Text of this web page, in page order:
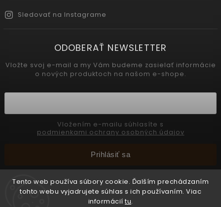
Tento web používa súbory cookie. Ďalším prechádzaním
tohto webu vyjadrujete súhlas s ich používaním. Viac
informácií tu.
Sledovať na Instagrame
ODOBERAŤ NEWSLETTER
Vložte svoj e-mail a my Vám budeme zasielať informácie
o nových produktoch na našom e-shope.
podmienkami ochrany osobných údajov
Prihlásiť sa
Copyright 2026INTERMEDIC SK. Všetky práva vyhradené.